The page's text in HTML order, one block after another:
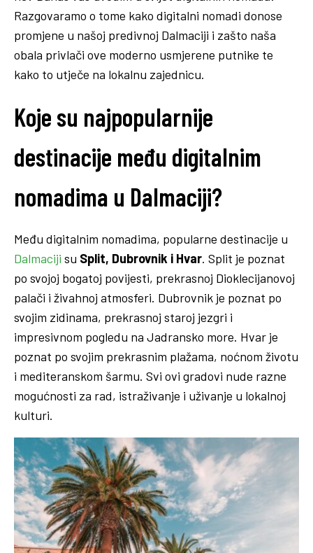
Razgovaramo o tome kako digitalni nomadi donose
promjene u našoj predivnoj Dalmaciji i zašto naša
obala privlači ove moderno usmjerene putnike te
kako to utječe na lokalnu zajednicu.
Koje su najpopularnije
destinacije među digitalnim
nomadima u Dalmaciji?
Među digitalnim nomadima, popularne destinacije u
Dalmaciji su Split, Dubrovnik i Hvar. Split je poznat
po svojoj bogatoj povijesti, prekrasnoj Dioklecijanovoj
palači i živahnoj atmosferi. Dubrovnik je poznat po
svojim zidinama, prekrasnoj staroj jezgri i
impresivnom pogledu na Jadransko more. Hvar je
poznat po svojim prekrasnim plažama, noćnom životu
i mediteranskom šarmu. Svi ovi gradovi nude razne
mogućnosti za rad, istraživanje i uživanje u lokalnoj
kulturi.